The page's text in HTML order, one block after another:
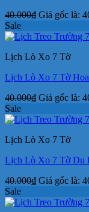
40.000₫ Giá gốc là:
Sale
Lịch Lò Xo 7 Tờ
Lịch Lò Xo 7 Tờ Hoa
40.000₫ Giá gốc là:
Sale
Lịch Lò Xo 7 Tờ
Lịch Lò Xo 7 Tờ Du
40.000₫ Giá gốc là:
Sale